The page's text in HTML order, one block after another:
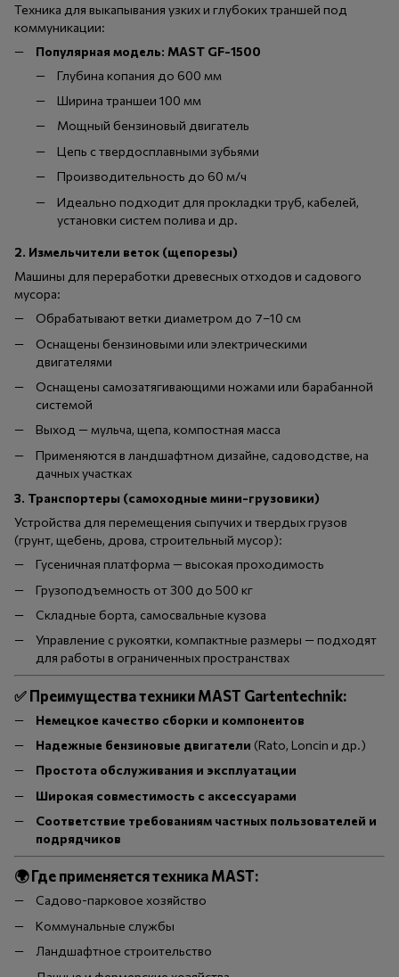
Техника для выкапывания узких и глубоких траншей под
коммуникации:
Популярная модель: MAST GF-1500
Глубина копания до 600 мм
Ширина траншеи 100 мм
Мощный бензиновый двигатель
Цепь с твердосплавными зубьями
Производительность до 60 м/ч
Идеально подходит для прокладки труб, кабелей,
установки систем полива и др.
2. Измельчители веток (щепорезы)
Машины для переработки древесных отходов и садового
мусора:
Обрабатывают ветки диаметром до 7–10 см
Оснащены бензиновыми или электрическими
двигателями
Оснащены самозатягивающими ножами или барабанной
системой
Выход — мульча, щепа, компостная масса
Применяются в ландшафтном дизайне, садоводстве, на
дачных участках
3. Транспортеры (самоходные мини-грузовики)
Устройства для перемещения сыпучих и твердых грузов
(грунт, щебень, дрова, строительный мусор):
Гусеничная платформа — высокая проходимость
Грузоподъемность от 300 до 500 кг
Складные борта, самосвальные кузова
Управление с рукоятки, компактные размеры — подходят
для работы в ограниченных пространствах
✅ Преимущества техники MAST Gartentechnik:
Немецкое качество сборки и компонентов
Надежные бензиновые двигатели (Rato, Loncin и др.)
Простота обслуживания и эксплуатации
Широкая совместимость с аксессуарами
Соответствие требованиям частных пользователей и
подрядчиков
🌍 Где применяется техника MAST:
Садово-парковое хозяйство
Коммунальные службы
Ландшафтное строительство